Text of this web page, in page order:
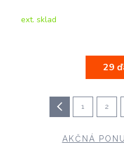
ext. sklad
29
1 2
AKČNÁ